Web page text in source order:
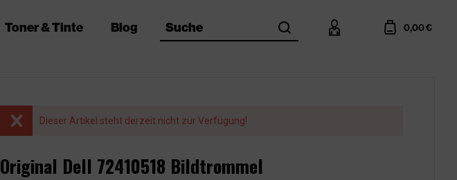
Toner & Tinte Blog Suche search account cart 0,00 €
Dieser Artikel steht derzeit nicht zur Verfügung!
Original Dell 72410518 Bildtrommel